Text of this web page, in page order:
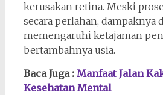
kerusakan retina. Meski
secara perlahan, dampaknya
memengaruhi ketajaman
bertambahnya usia.
Baca Juga : Manfaat Jalan
Kesehatan Mental